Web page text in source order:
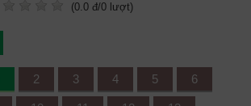
(0.0 đ/0 lượt)
2 3 4 5 6